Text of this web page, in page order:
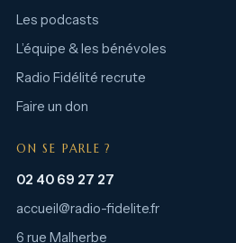
Les podcasts
L’équipe & les bénévoles
Radio Fidélité recrute
Faire un don
ON SE PARLE ?
02 40 69 27 27
accueil@radio-fidelite.fr
6 rue Malherbe